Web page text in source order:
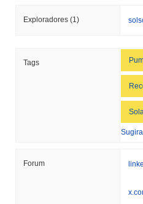
Exploradores (1)
Tags
Forum